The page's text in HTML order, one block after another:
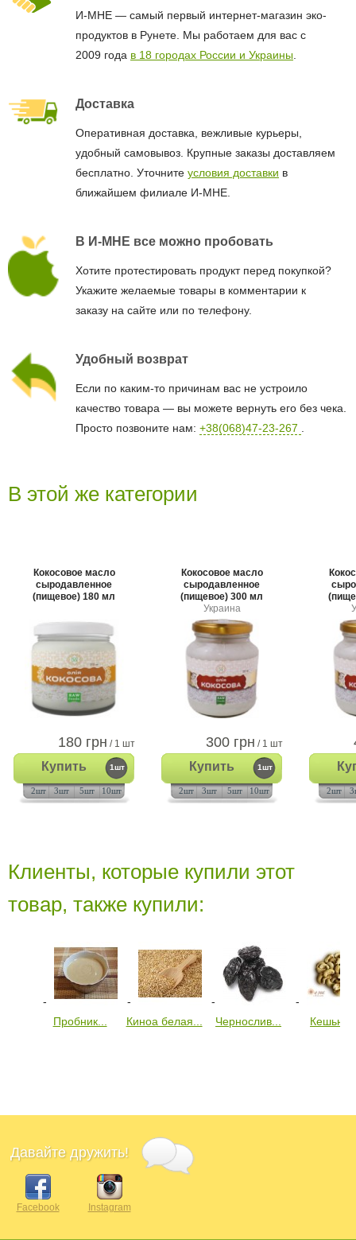
И-МНЕ — самый первый интернет-магазин эко-
продуктов в Рунете. Мы работаем для вас с
2009 года в 18 городах России и Украины
Доставка
Оперативная доставка, вежливые курьеры,
удобный самовывоз. Крупные заказы доставляем
бесплатно. Уточните условия доставки в
ближайшем филиале И-МНЕ.
В И-МНЕ все можно пробовать
Хотите протестировать продукт перед покупкой?
Укажите желаемые товары в комментарии к
заказу на сайте или по телефону.
Удобный возврат
Если по каким-то причинам вас не устроило
качество товара — вы можете вернуть его без чека.
Просто позвоните нам: +38(068)47-23-267
В этой же категории
Кокосовое масло
сыродавленное
(пищевое) 180 мл
180 грн / 1 шт
Купить 1шт
2шт 3шт 5шт 10шт
Кокосовое масло
сыродавленное
(пищевое) 300 мл
Украина
300 грн / 1 шт
Купить 1шт
2шт 3шт 5шт 10шт 2шт
Клиенты, которые купили этот
товар, также купили:
Пробник... Киноа белая... Чернослив... Кешью...
Давайте дружить!
Facebook Instagram